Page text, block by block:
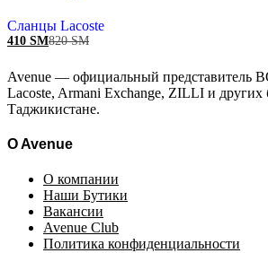
Сланцы Lacoste
410 ЅМ820ЅМ
Avenue — официальный представитель
Lacoste, Armani Exchange, ZILLI и других
Таджикистане.
O Avenue
О компании
Наши Бутики
Вакансии
Avenue Club
Политика конфиденциальности